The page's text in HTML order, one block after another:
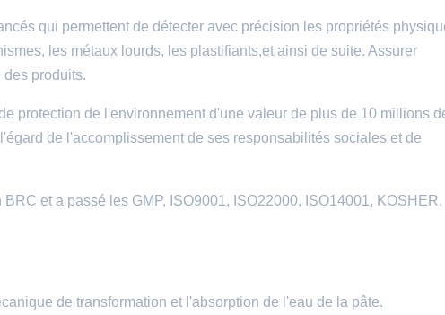
qui permettent de détecter avec précision les propriétés
les métaux lourds, les plastifiants,et ainsi de suite. Assurer
produits.
protection de l'environnement d'une valeur de plus de 10 millions
de l'accomplissement de ses responsabilités sociales et de
et a passé les GMP, ISO9001, ISO22000, ISO14001, KOSHER,
de transformation et l'absorption de l'eau de la pâte.